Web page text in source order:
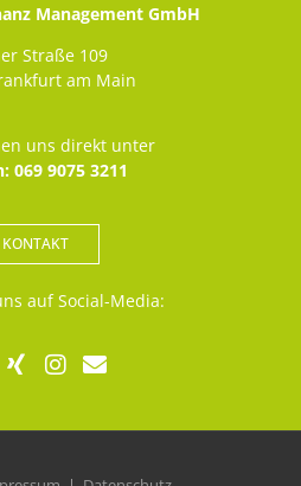
Management GmbH
Straße 109
am Main
uns direkt unter
069 9075 3211
KONTAKT
auf Social-Media: